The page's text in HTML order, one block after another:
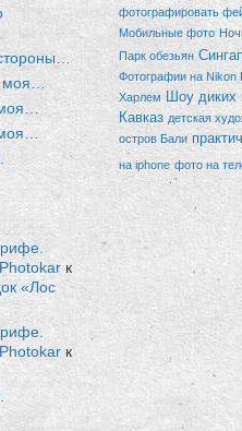
к
«Лос
к
фотографировать
Мобильные фото
Парк обезьян
Фотографии на Nikon
Харлем Шоу диких
Кавказ детская
остров Бали
на iphone фото на